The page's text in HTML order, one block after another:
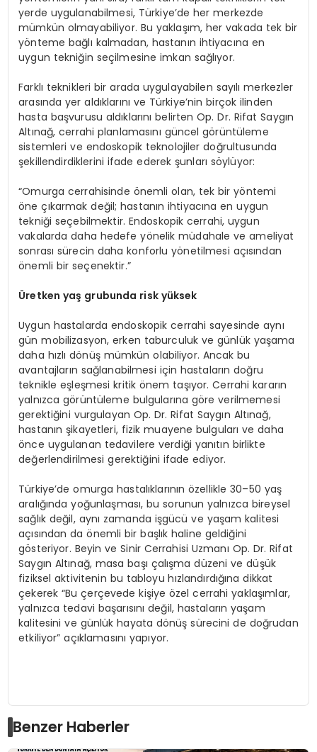
yerde uygulanabilmesi, Türkiye’de her merkezde
mümkün olmayabiliyor. Bu yaklaşım, her vakada tek bir
yönteme bağlı kalmadan, hastanın ihtiyacına en
uygun tekniğin seçilmesine imkan sağlıyor.
Farklı teknikleri bir arada uygulayabilen sayılı merkezler
arasında yer aldıklarını ve Türkiye’nin birçok ilinden
hasta başvurusu aldıklarını belirten Op. Dr. Rifat Saygın
Altınağ, cerrahi planlamasını güncel görüntüleme
sistemleri ve endoskopik teknolojiler doğrultusunda
şekillendirdiklerini ifade ederek şunları söylüyor:
“Omurga cerrahisinde önemli olan, tek bir yöntemi
öne çıkarmak değil; hastanın ihtiyacına en uygun
tekniği seçebilmektir. Endoskopik cerrahi, uygun
vakalarda daha hedefe yönelik müdahale ve ameliyat
sonrası sürecin daha konforlu yönetilmesi açısından
önemli bir seçenektir.”
Üretken yaş grubunda risk yüksek
Uygun hastalarda endoskopik cerrahi sayesinde aynı
gün mobilizasyon, erken taburculuk ve günlük yaşama
daha hızlı dönüş mümkün olabiliyor. Ancak bu
avantajların sağlanabilmesi için hastaların doğru
teknikle eşleşmesi kritik önem taşıyor. Cerrahi kararın
yalnızca görüntüleme bulgularına göre verilmemesi
gerektiğini vurgulayan Op. Dr. Rifat Saygın Altınağ,
hastanın şikayetleri, fizik muayene bulguları ve daha
önce uygulanan tedavilere verdiği yanıtın birlikte
değerlendirilmesi gerektiğini ifade ediyor.
Türkiye’de omurga hastalıklarının özellikle 30–50 yaş
aralığında yoğunlaşması, bu sorunun yalnızca bireysel
sağlık değil, aynı zamanda işgücü ve yaşam kalitesi
açısından da önemli bir başlık haline geldiğini
gösteriyor. Beyin ve Sinir Cerrahisi Uzmanı Op. Dr. Rifat
Saygın Altınağ, masa başı çalışma düzeni ve düşük
fiziksel aktivitenin bu tabloyu hızlandırdığına dikkat
çekerek “Bu çerçevede kişiye özel cerrahi yaklaşımlar,
yalnızca tedavi başarısını değil, hastaların yaşam
kalitesini ve günlük hayata dönüş sürecini de doğrudan
etkiliyor” açıklamasını yapıyor.
Benzer Haberler